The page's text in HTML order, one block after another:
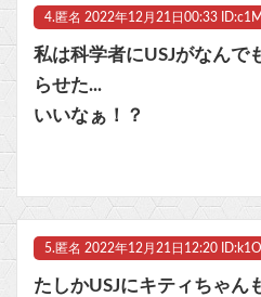
4. 匿名 2022年12月21日00:33
私は科学者にUSJがなんで
らせた...
いいなぁ！？
5. 匿名 2022年12月21日12:20
たしかUSJにキティちゃん